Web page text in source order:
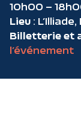
10h00 –
Lieu :
Billetterie et
l’événement